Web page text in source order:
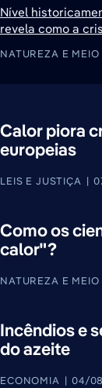
Nível
revela como a
NATUREZA E
Calor piora
europeias
LEIS E JUSTIÇA
Como os
calor"?
NATUREZA E
Incêndios e
do azeite
ECONOMIA 04/